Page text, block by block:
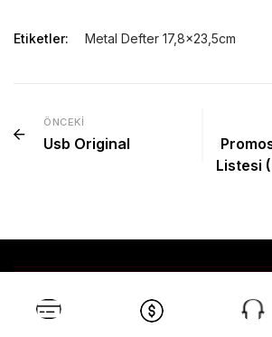
Etiketler: Metal Defter 17,8x23,5cm
ÖNCEKI
Usb Original
Listesi